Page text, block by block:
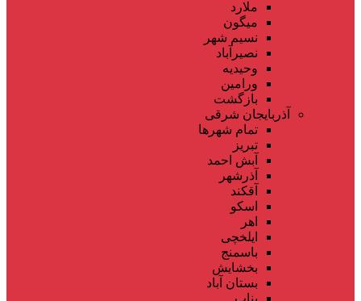
ملارد
میگون
نسیم شهر
نصیرآباد
وحیدیه
ورامین
بازگشت
آذربایجان شرقی
تمام شهر‌ها
تبریز
آبش احمد
آذرشهر
آقکند
اسکو
اهر
ایلخچی
باسمنج
بخشایش
بستان آباد
بناب